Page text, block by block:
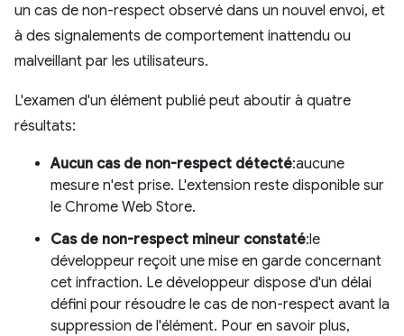
un cas de non-respect observé dans un nouvel envoi, et
à des signalements de comportement inattendu ou
malveillant par les utilisateurs.
L'examen d'un élément publié peut aboutir à quatre
résultats:
Aucun cas de non-respect détecté:aucune
mesure n'est prise. L'extension reste disponible sur
le Chrome Web Store.
Cas de non-respect mineur constaté:le
développeur reçoit une mise en garde concernant
cet infraction. Le développeur dispose d'un délai
défini pour résoudre le cas de non-respect avant la
suppression de l'élément. Pour en savoir plus,